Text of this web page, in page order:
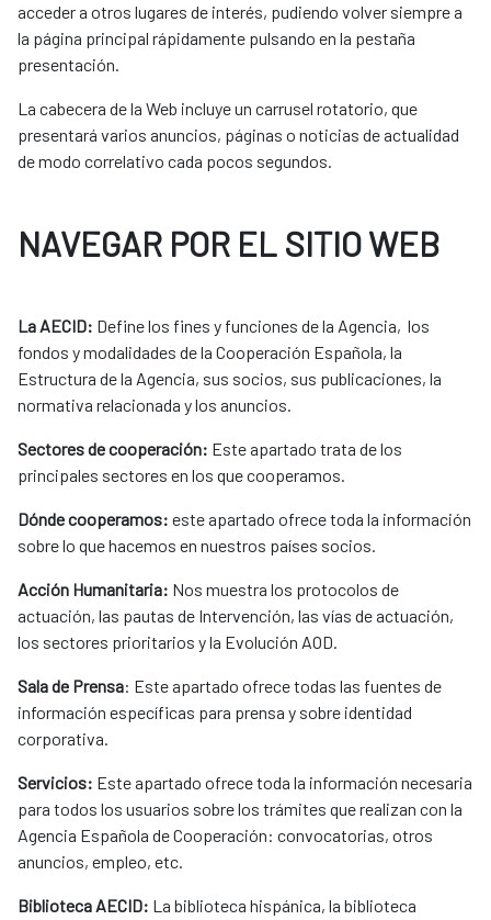
acceder a otros lugares de interés, pudiendo volver siempre a
la página principal rápidamente pulsando en la pestaña
presentación.
La cabecera de la Web incluye un carrusel rotatorio, que
presentará varios anuncios, páginas o noticias de actualidad
de modo correlativo cada pocos segundos.
NAVEGAR POR EL SITIO WEB
La AECID: Define los fines y funciones de la Agencia, los
fondos y modalidades de la Cooperación Española, la
Estructura de la Agencia, sus socios, sus publicaciones, la
normativa relacionada y los anuncios.
Sectores de cooperación: Este apartado trata de los
principales sectores en los que cooperamos.
Dónde cooperamos: este apartado ofrece toda la información
sobre lo que hacemos en nuestros países socios.
Acción Humanitaria: Nos muestra los protocolos de
actuación, las pautas de Intervención, las vías de actuación,
los sectores prioritarios y la Evolución AOD.
Sala de Prensa: Este apartado ofrece todas las fuentes de
información específicas para prensa y sobre identidad
corporativa.
Servicios: Este apartado ofrece toda la información necesaria
para todos los usuarios sobre los trámites que realizan con la
Agencia Española de Cooperación: convocatorias, otros
anuncios, empleo, etc.
Biblioteca AECID: La biblioteca hispánica, la biblioteca